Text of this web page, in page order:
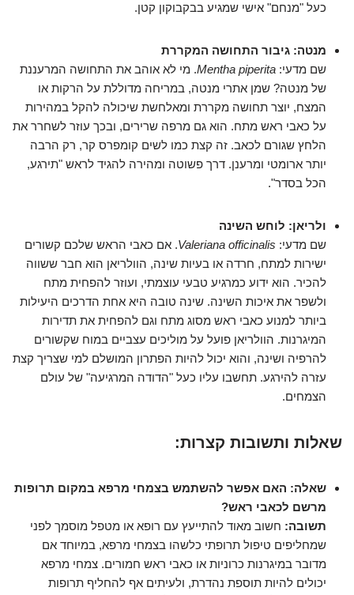
כעל "מנחם" אישי שמגיע בבקבוקון קטן.
מנטה: גיבור התחושה המקררת
שם מדעי: Mentha piperita. מי לא אוהב את התחושה המרעננת
של מנטה? שמן אתרי מנטה, במריחה מדוללת על הרקות או
המצח, יוצר תחושה מקררת ומאלחשת שיכולה להקל במהירות
על כאבי ראש מתח. הוא גם מרפה שרירים, ובכך עוזר לשחרר את
הלחץ שגורם לכאב. זה קצת כמו לשים קומפרס קר, רק הרבה
יותר ארומטי ומרענן. דרך פשוטה ומהירה להגיד לראש "תירגע,
הכל בסדר".
ולריאן: לוחש השינה
שם מדעי: Valeriana officinalis. אם כאבי הראש שלכם קשורים
ישירות למתח, חרדה או בעיות שינה, הוולריאן הוא חבר ששווה
להכיר. הוא ידוע כמרגיע טבעי עוצמתי, ועוזר להפחית מתח
ולשפר את איכות השינה. שינה טובה היא אחת הדרכים היעילות
ביותר למנוע כאבי ראש מסוג מתח וגם להפחית את תדירות
המיגרנות. הוולריאן פועל על מוליכים עצביים במוח שקשורים
להרפיה ושינה, והוא יכול להיות הפתרון המושלם למי שצריך קצת
עזרה להירגע. תחשבו עליו כעל "הדודה המרגיעה" של עולם
הצמחים.
שאלות ותשובות קצרות:
שאלה: האם אפשר להשתמש בצמחי מרפא במקום תרופות
מרשם לכאבי ראש?
תשובה: חשוב מאוד להתייעץ עם רופא או מטפל מוסמך לפני
שמחליפים טיפול תרופתי כלשהו בצמחי מרפא, במיוחד אם
מדובר במיגרנות כרוניות או כאבי ראש חמורים. צמחי מרפא
יכולים להיות תוספת נהדרת, ולעיתים אף להחליף תרופות